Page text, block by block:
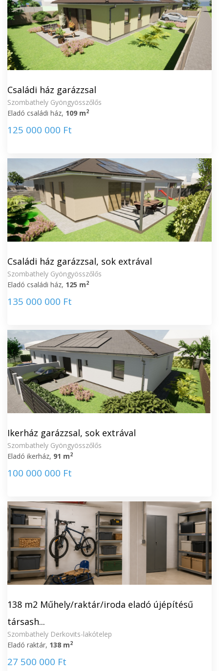
Családi ház garázzsal
Szombathely Gyöngyösszőlős
Eladó családi ház, 109 m2
125 000 000 Ft
Családi ház garázzsal, sok extrával
Szombathely Gyöngyösszőlős
Eladó családi ház, 125 m2
135 000 000 Ft
Ikerház garázzsal, sok extrával
Szombathely Gyöngyösszőlős
Eladó ikerház, 91 m2
100 000 000 Ft
138 m2 Műhely/raktár/iroda eladó újépítésű
társash...
Szombathely Derkovits-lakótelep
Eladó raktár, 138 m2
27 500 000 Ft